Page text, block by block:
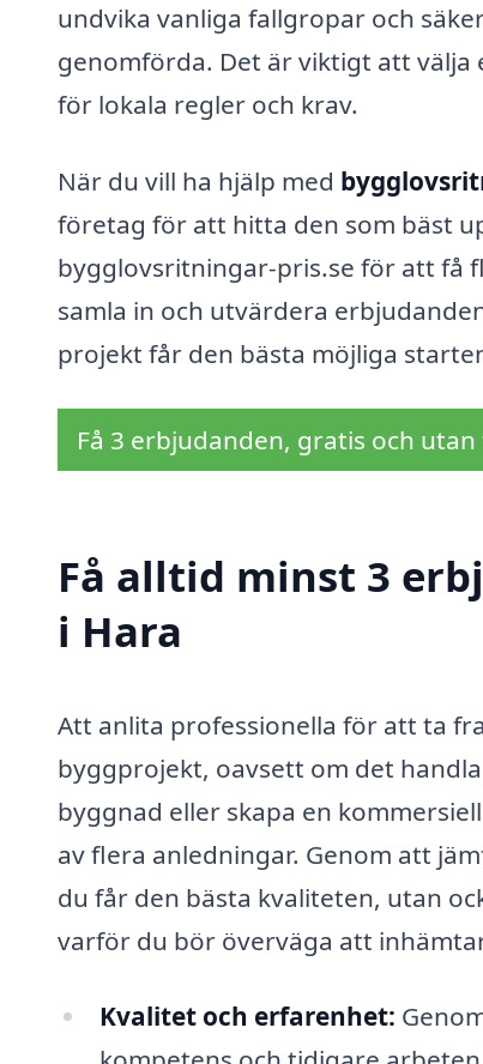
undvika vanliga fallgropar och
genomförda. Det är viktigt att
för lokala regler och krav.
När du vill ha hjälp med
företag för att hitta den som bäst
bygglovsritningar-pris.se för att få
samla in och utvärdera
projekt får den bästa möjliga
Få 3 erbjudanden, gratis och
Få alltid minst 3
i Hara
Att anlita professionella för att ta
byggprojekt, oavsett om det
byggnad eller skapa en
av flera anledningar. Genom att
du får den bästa kvaliteten, utan
varför du bör överväga att
Kvalitet och erfarenhet: